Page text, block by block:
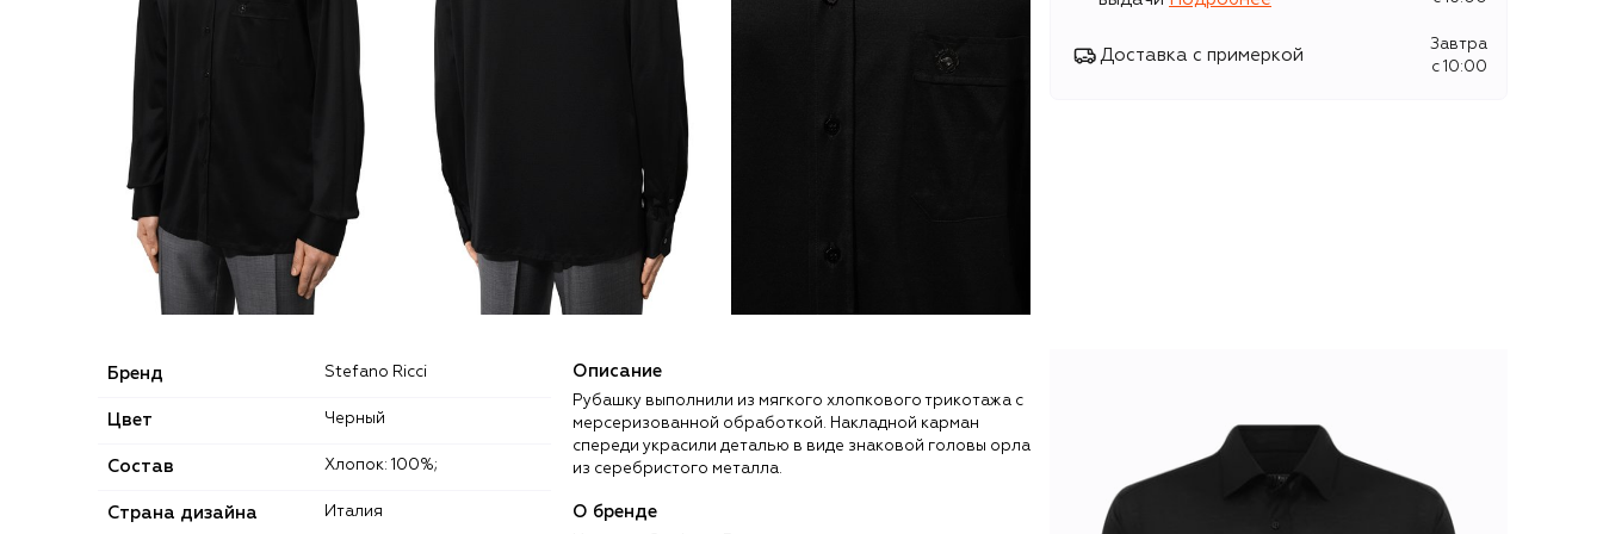
Доставка с примеркой
Завтра
c 10:00
Бренд Stefano Ricci
Цвет Черный
Состав Хлопок: 100%;
Страна дизайна Италия
Описание
Рубашку выполнили из мягкого хлопкового трикотажа с
мерсеризованной обработкой. Накладной карман
спереди украсили деталью в виде знаковой головы орла
из серебристого металла.
О бренде